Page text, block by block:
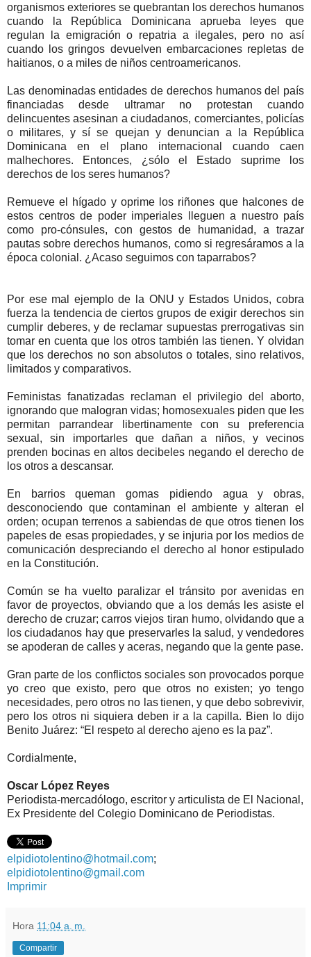
organismos exteriores se quebrantan los derechos humanos
cuando la República Dominicana aprueba leyes que
regulan la emigración o repatria a ilegales, pero no así
cuando los gringos devuelven embarcaciones repletas de
haitianos, o a miles de niños centroamericanos.
Las denominadas entidades de derechos humanos del país
financiadas desde ultramar no protestan cuando
delincuentes asesinan a ciudadanos, comerciantes, policías
o militares, y sí se quejan y denuncian a la República
Dominicana en el plano internacional cuando caen
malhechores. Entonces, ¿sólo el Estado suprime los
derechos de los seres humanos?
Remueve el hígado y oprime los riñones que halcones de
estos centros de poder imperiales lleguen a nuestro país
como pro-cónsules, con gestos de humanidad, a trazar
pautas sobre derechos humanos, como si regresáramos a la
época colonial. ¿Acaso seguimos con taparrabos?
Por ese mal ejemplo de la ONU y Estados Unidos, cobra
fuerza la tendencia de ciertos grupos de exigir derechos sin
cumplir deberes, y de reclamar supuestas prerrogativas sin
tomar en cuenta que los otros también las tienen. Y olvidan
que los derechos no son absolutos o totales, sino relativos,
limitados y comparativos.
Feministas fanatizadas reclaman el privilegio del aborto,
ignorando que malogran vidas; homosexuales piden que les
permitan parrandear libertinamente con su preferencia
sexual, sin importarles que dañan a niños, y vecinos
prenden bocinas en altos decibeles negando el derecho de
los otros a descansar.
En barrios queman gomas pidiendo agua y obras,
desconociendo que contaminan el ambiente y alteran el
orden; ocupan terrenos a sabiendas de que otros tienen los
papeles de esas propiedades, y se injuria por los medios de
comunicación despreciando el derecho al honor estipulado
en la Constitución.
Común se ha vuelto paralizar el tránsito por avenidas en
favor de proyectos, obviando que a los demás les asiste el
derecho de cruzar; carros viejos tiran humo, olvidando que a
los ciudadanos hay que preservarles la salud, y vendedores
se apoderan de calles y aceras, negando que la gente pase.
Gran parte de los conflictos sociales son provocados porque
yo creo que existo, pero que otros no existen; yo tengo
necesidades, pero otros no las tienen, y que debo sobrevivir,
pero los otros ni siquiera deben ir a la capilla. Bien lo dijo
Benito Juárez: “El respeto al derecho ajeno es la paz”.
Cordialmente,
Oscar López Reyes
Periodista-mercadólogo, escritor y articulista de El Nacional,
Ex Presidente del Colegio Dominicano de Periodistas.
elpidiotolentino@hotmail.com;
elpidiotolentino@gmail.com
Imprimir
Hora 11:04 a. m.
Compartir